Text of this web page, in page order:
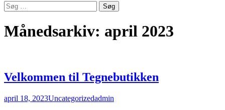
Søg
efter:
Månedsarkiv: april 2023
Velkommen til Tegnebutikken
april 18, 2023Uncategorizedadmin